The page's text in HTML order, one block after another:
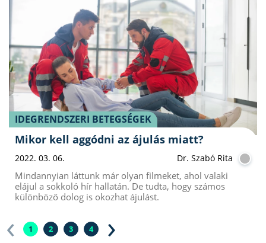
IDEGRENDSZERI BETEGSÉGEK
Mikor kell aggódni az ájulás miatt?
2022. 03. 06. Dr. Szabó Rita
Mindannyian láttunk már olyan filmeket, ahol valaki
elájul a sokkoló hír hallatán. De tudta, hogy számos
különböző dolog is okozhat ájulást.
‹ 1 2 3 4 ›